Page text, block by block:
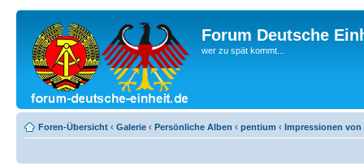
Forum Deutsche
wer zu spät kommt...
Foren-Übersicht ‹ Galerie ‹ Persönliche Alben ‹ pentium ‹ Impressionen